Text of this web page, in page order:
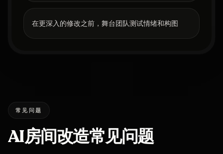
在更深入的修改之前，舞台团队测试情绪和构图
常见问题
AI房间改造常见问题